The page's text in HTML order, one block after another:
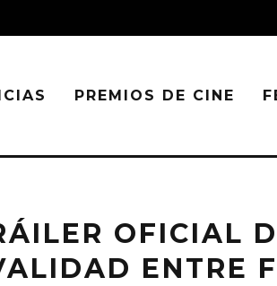
PREMIOS DE CINE
OFICIAL
ENTRE